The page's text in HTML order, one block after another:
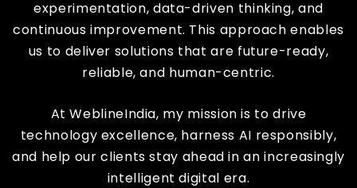
experimentation, data-driven thinking, and
continuous improvement. This approach enables
us to deliver solutions that are future-ready,
reliable, and human-centric.
At WeblineIndia, my mission is to drive
technology excellence, harness AI responsibly,
and help our clients stay ahead in an increasingly
intelligent digital era.